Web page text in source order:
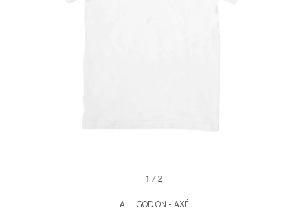
1 /2
ALL GOD ON - AXÉ